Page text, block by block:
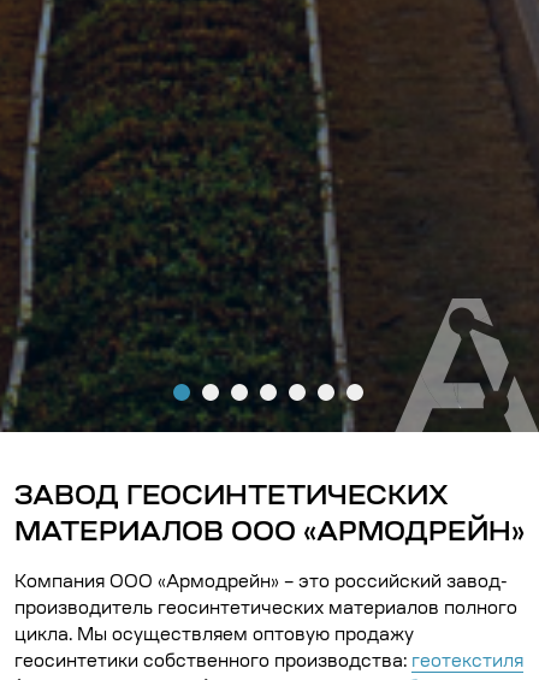
ЗАВОД ГЕОСИНТЕТИЧЕСКИХ
МАТЕРИАЛОВ ООО «АРМОДРЕЙН»
Компания ООО «Армодрейн» – это российский завод-
производитель геосинтетических материалов полного
цикла. Мы осуществляем оптовую продажу
геосинтетики собственного производства: геотекстиля